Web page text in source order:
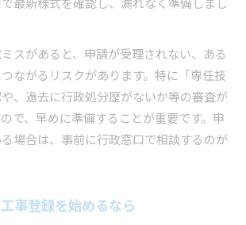
最新様式を確認し、漏れなく準備しまし
スがあると、申請が受理されない、ある
ながるリスクがあります。特に「専任技
、過去に行政処分歴がないか等の審査が
で、早めに準備することが重要です。申
場合は、事前に行政窓口で相談するのが
事登録を始めるなら